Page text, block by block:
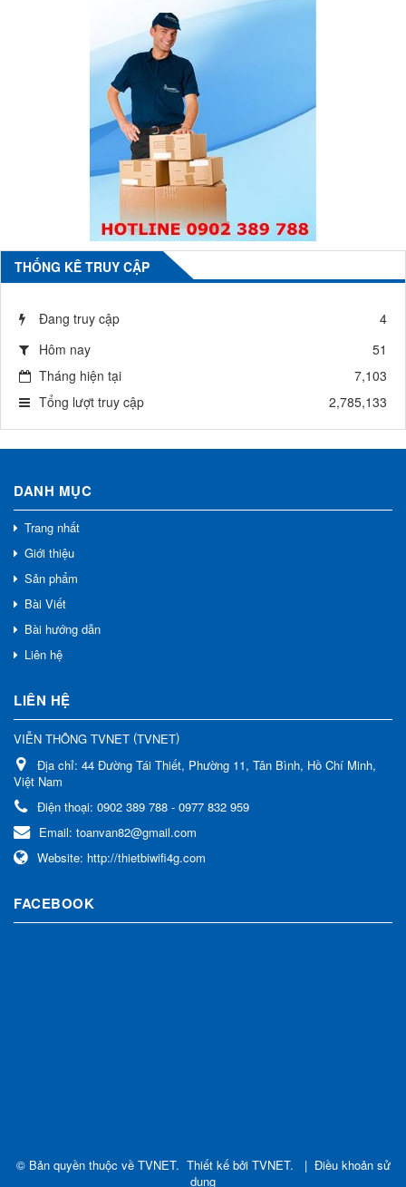
THỐNG KÊ TRUY CẬP
Đang truy cập
4
Hôm nay
51
Tháng hiện tại
7,103
Tổng lượt truy cập
2,785,133
DANH MỤC
Trang nhất
Giới thiệu
Sản phẩm
Bài Viết
Bài hướng dẫn
Liên hệ
LIÊN HỆ
VIỄN THÔNG TVNET (TVNET)
Địa chỉ: 44 Đường Tái Thiết, Phường 11, Tân Bình, Hồ Chí Minh,
Việt Nam
Điện thoại: 0902 389 788 - 0977 832 959
Email: toanvan82@gmail.com
Website: http://thietbiwifi4g.com
FACEBOOK
© Bản quyền thuộc về TVNET. Thiết kế bởi TVNET. | Điều khoản sử
dụng